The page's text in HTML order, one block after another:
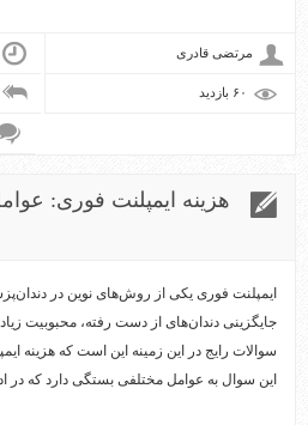
مرتضی قادری
هزینه ایمپلنت فوری:
ایمپلنت فوری یکی از روش‌های نوین در
جایگزینی دندان‌های از دست رفته، محبوبیت
سوالات رایج در این زمینه این است که هزینه
این سوال به عوامل مختلفی بستگی دارد که در